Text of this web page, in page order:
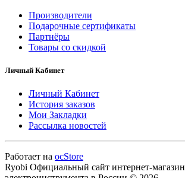
Производители
Подарочные сертификаты
Партнёры
Товары со скидкой
Личный Кабинет
Личный Кабинет
История заказов
Мои Закладки
Рассылка новостей
Работает на ocStore
Ryobi Официальный сайт интернет-магазин